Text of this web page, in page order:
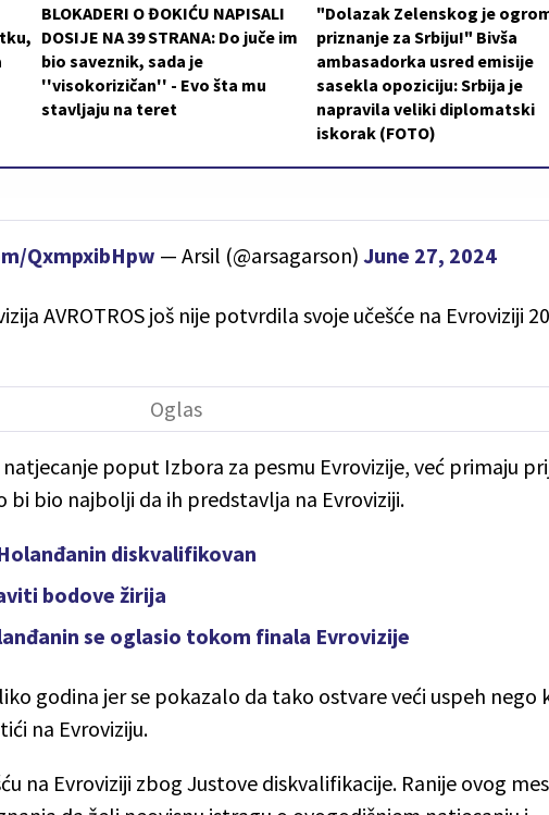
BLOKADERI O ĐOKIĆU NAPISALI
DOSIJE NA 39 STRANA: Do juče im
bio saveznik, sada je
''visokorizičan'' - Evo šta mu
stavljaju na teret
"Dolazak Zelenskog je
priznanje za Srbiju!" Bivša
ambasadorka usred emisije
sasekla opoziciju: Srbija je
napravila veliki diplomatski
iskorak (FOTO)
QxmpxibHpw — Arsil (@arsagarson) June 27, 2024
AVROTROS još nije potvrdila svoje učešće na Evroviziji
poput Izbora za pesmu Evrovizije, već primaju
bi bio najbolji da ih predstavlja na Evroviziji.
diskvalifikovan
bodove žirija
se oglasio tokom finala Evrovizije
godina jer se pokazalo da tako ostvare veći uspeh nego
na Evroviziju.
na Evroviziji zbog Justove diskvalifikacije. Ranije ovog